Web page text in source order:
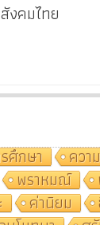
งคมไทย
ศึกษา
ควา
พราหมณ์
ค่านิยม